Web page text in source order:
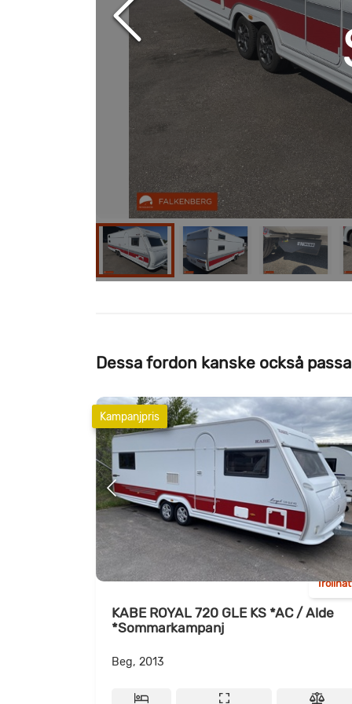
Dessa fordon kanske också
Kampanjpris
KABE ROYAL 720 GLE KS *AC / Alde
*Sommarkampanj
Beg, 2013